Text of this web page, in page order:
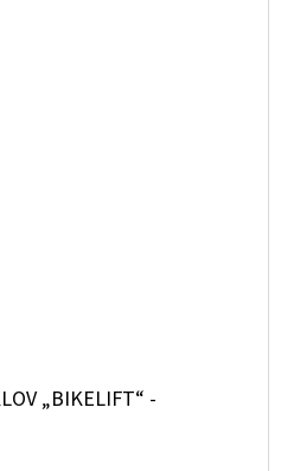
„BIKELIFT“ -